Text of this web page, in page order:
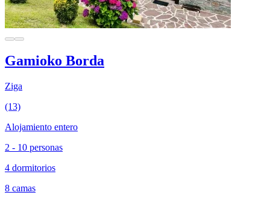
Gamioko Borda
Ziga
(13)
Alojamiento entero
2 - 10 personas
4 dormitorios
8 camas